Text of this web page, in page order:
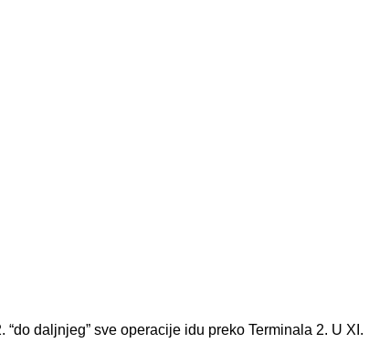
daljnjeg” sve operacije idu preko Terminala 2. U XI.